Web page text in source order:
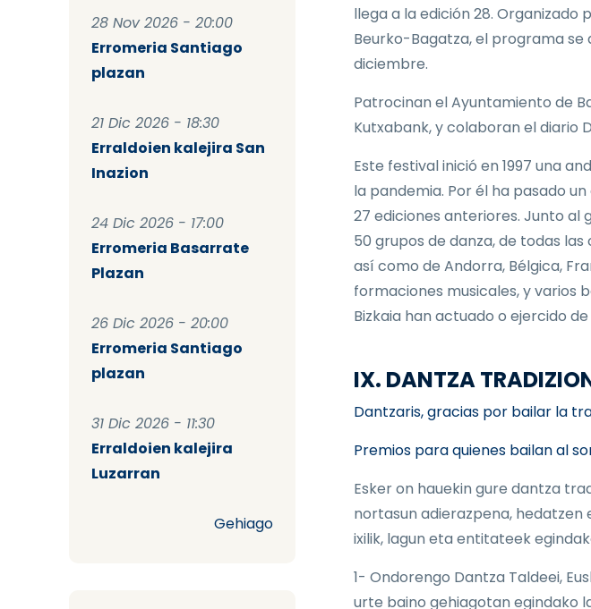
28 Nov 2026 - 20:00
Erromeria Santiago
plazan
21 Dic 2026 - 18:30
Erraldoien kalejira San
Inazion
24 Dic 2026 - 17:00
Erromeria Basarrate
Plazan
26 Dic 2026 - 20:00
Erromeria Santiago
plazan
31 Dic 2026 - 11:30
Erraldoien kalejira
Luzarran
Gehiago
llega a la edición 28.
Beurko-Bagatza, el programa se
diciembre.
Patrocinan el Ayuntamiento de
Kutxabank, y colaboran el diario
Este festival inició en 1997 una
la pandemia. Por él ha pasado
27 ediciones anteriores. Junto
50 grupos de danza, de todas
así como de Andorra, Bélgica,
formaciones musicales, y varios
Bizkaia han actuado o ejercido
IX. DANTZA
Dantzaris, gracias por bailar la
Premios para quienes bailan al
Esker on hauekin gure dantza
nortasun adierazpena,
ixilik, lagun eta entitateek
1- Ondorengo Dantza Taldeei,
urte baino gehiagotan egindako